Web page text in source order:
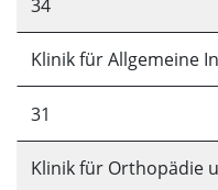
40
Sonstiges Personal
16
34
Klinik für Allgemeine
31
Klinik für Orthopädie